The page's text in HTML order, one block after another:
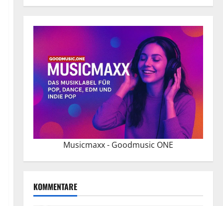
Musicmaxx - Goodmusic ONE
KOMMENTARE